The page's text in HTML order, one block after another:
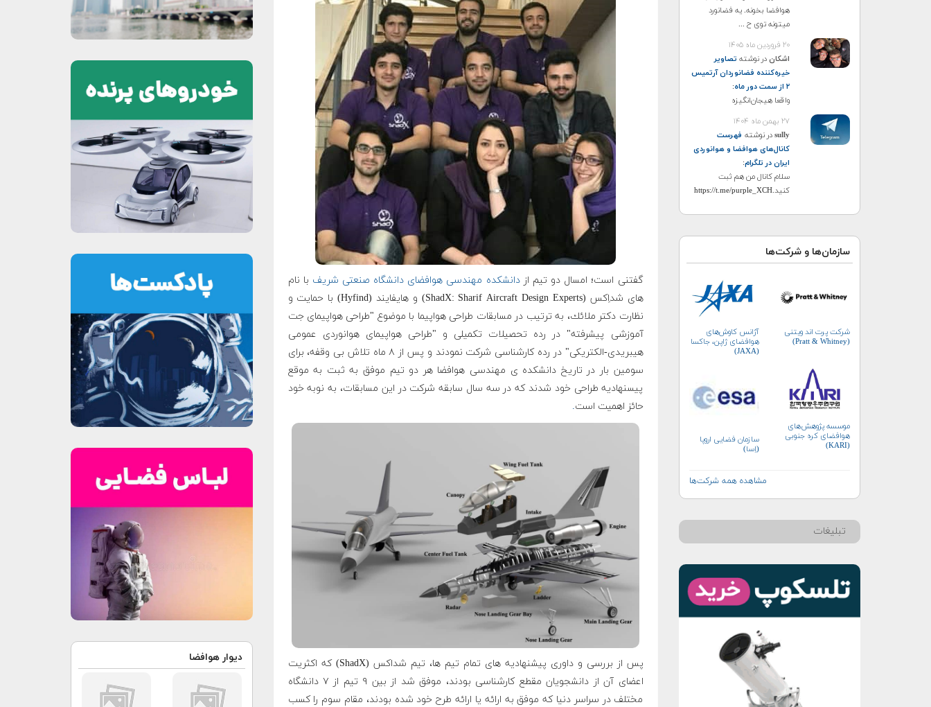
هوافضا بخونه. یه فضانورد
میتونه توی ح ...
۲۰ فروردین ماه ۱۴۰۵
اشکاندر نوشته تصاویر
خیره‌کننده فضانوردان آرتمیس
۲ از سمت دور ماه
:
واقعا هیجان‌انگیزه
۲۷ بهمن ماه ۱۴۰۴
sullyدر نوشته فهرست
کانال‌های هوافضا و هوانوردی
ایران در تلگرام:
سلام کانال من هم ثبت
کنید.https://t.me/purple_XCH
سازمان‌ها و شرکت‌ها
شرکت پرت اند ویتنی
(Pratt & Whitney)
آژانس کاوش‌های
هوافضای ژاپن، جاکسا
(JAXA)
موسسه پژوهش‌های
هوافضای کره جنوبی
(KARI)
سازمان فضایی اروپا
(اِسا)
مشاهده همه شرکت‌ها
تبلیغات
گفتنی است؛ امسال دو تيم از دانشكده مهندسی هوافضای دانشگاه صنعتی شریف با نام
هاى شداِكس (ShadX: Sharif Aircraft Design Experts) و هایفایند (Hyfind) با حمایت و
نظارت دكتر ملائك، به ترتیب در مسابقات طراحی هواپیما با موضوع "طراحى هواپيماى جت
آموزشی پیشرفته" در رده تحصيلات تكميلى و "طراحی هواپیمای هوانوردی عمومی
هیبریدی-الکتریکی" در رده کارشناسی شركت نمودند و پس از ٨ ماه تلاش بى وقفه، برای
سومین بار در تاریخ دانشکده ی مهندسی هوافضا هر دو تيم موفق به ثبت به موقع
پیسنهادیه طراحى خود شدند که در سه سال سابقه شرکت در این مسابقات، به نوبه خود
حائز اهمیت است.
پس از بررسى و داوری پیشنهادیه هاى تمام تيم ها، تيم شداكس (ShadX) كه اكثريت
اعضای آن از دانشجویان مقطع كارشناسى بودند، موفق شد از بین ۹ تیم از ۷ دانشگاه
مختلف در سراسر دنیا که موفق به ارائه یا ارائه طرح خود شده بودند، مقام سوم را کسب
دیوار هوافضا